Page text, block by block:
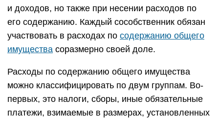
и доходов, но также при несении расходов по
его содержанию. Каждый сособственник обязан
участвовать в расходах по содержанию общего
имущества соразмерно своей доле.
Расходы по содержанию общего имущества
можно классифицировать по двум группам. Во-
первых, это налоги, сборы, иные обязательные
платежи, взимаемые в размерах, установленных